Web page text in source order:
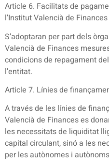
Article 6. Facilitats de
l’Institut Valencià de Finances
S’adoptaran per part dels
Valencià de Finances
condicions de repagament
l’entitat.
Article 7. Línies de
A través de les línies de
Valencià de Finances es
les necessitats de liquiditat
capital circulant, sinó a les
per les autònomes i